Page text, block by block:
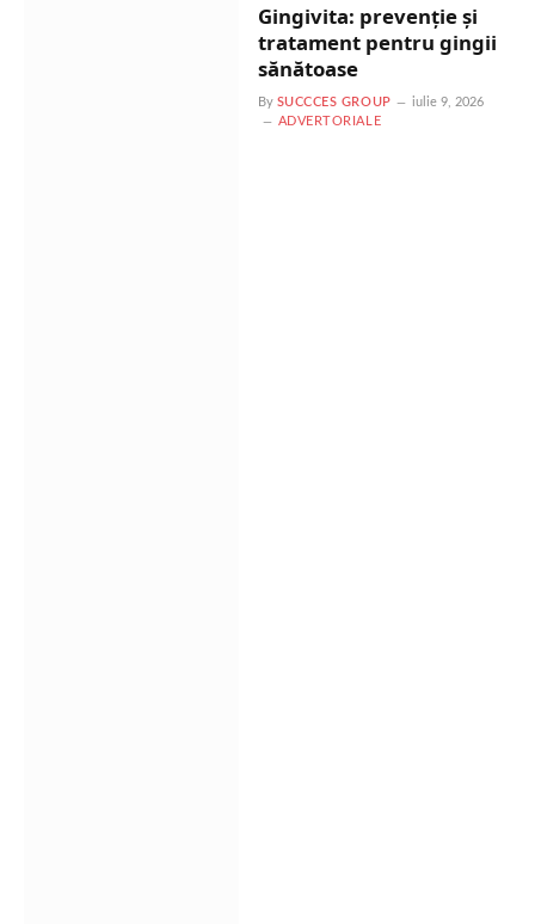
Gingivita: prevenție și
tratament pentru gingii
sănătoase
By SUCCCES GROUP
iulie 9, 2026
ADVERTORIALE